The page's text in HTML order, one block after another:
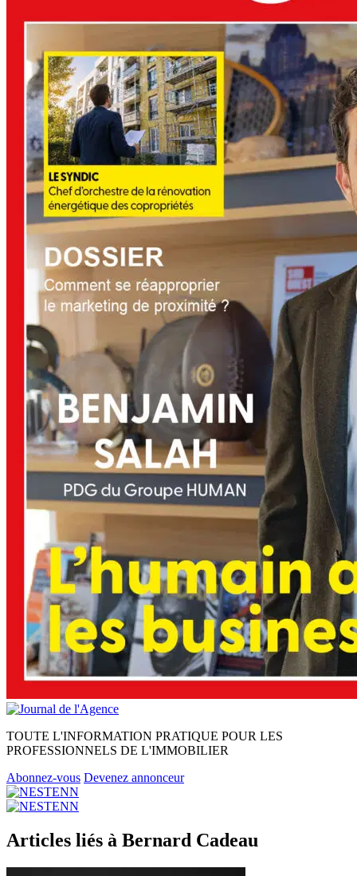
TOUTE L'INFORMATION PRATIQUE POUR LES
PROFESSIONNELS DE L'IMMOBILIER
Abonnez-vous Devenez annonceur
Articles liés à Bernard Cadeau